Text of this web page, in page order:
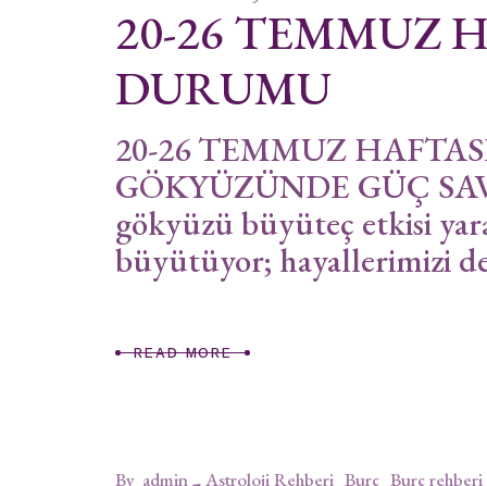
20-26 TEMMUZ
DURUMU
20-26 TEMMUZ
GÖKYÜZÜNDE GÜÇ
gökyüzü büyüteç etkisi
büyütüyor; hayallerimizi
READ MORE
By admin Astroloji Rehberi Burç Burç rehberi